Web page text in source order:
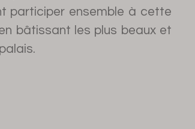
participer ensemble à cette
bâtissant les plus beaux et